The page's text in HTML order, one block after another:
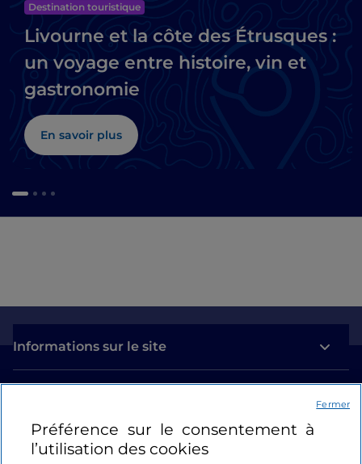
Destination touristique
Livourne et la côte des Étrusques :
un voyage entre histoire, vin et
gastronomie
En savoir plus
Informations sur le site
Se connecter
Préférence sur le consentement à
l’utilisation des cookies
Fermer